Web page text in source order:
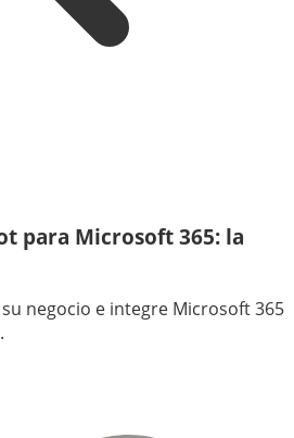
para Microsoft 365: la
negocio e integre Microsoft 365